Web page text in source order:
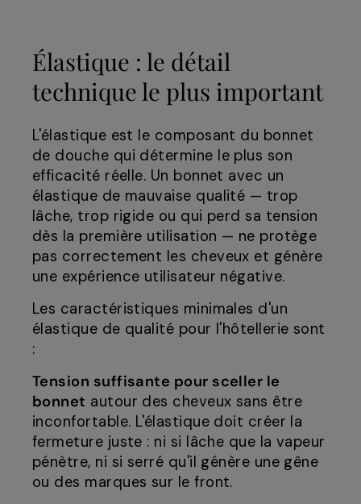
Élastique : le détail
technique le plus important
L'élastique est le composant du bonnet
de douche qui détermine le plus son
efficacité réelle. Un bonnet avec un
élastique de mauvaise qualité — trop
lâche, trop rigide ou qui perd sa tension
dès la première utilisation — ne protège
pas correctement les cheveux et génère
une expérience utilisateur négative.
Les caractéristiques minimales d'un
élastique de qualité pour l'hôtellerie sont
:
Tension suffisante pour sceller le
bonnet autour des cheveux sans être
inconfortable. L'élastique doit créer la
fermeture juste : ni si lâche que la vapeur
pénètre, ni si serré qu'il génère une gêne
ou des marques sur le front.